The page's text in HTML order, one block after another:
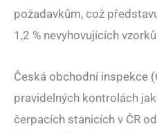
požadavkům, což
1,2 % nevyhovujících
Česká obchodní inspekce
pravidelných kontrolách
čerpacích stanicích v ČR